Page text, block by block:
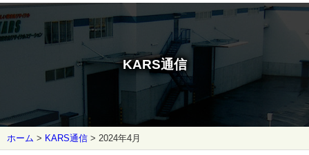
KARS通信
ホーム > KARS通信 > 2024年4月